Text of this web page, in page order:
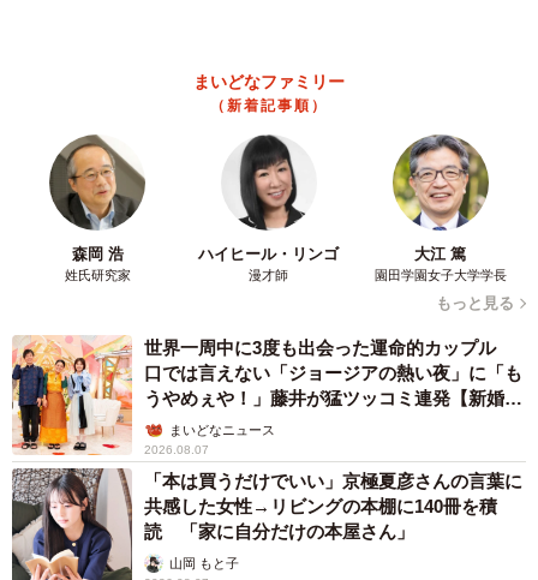
・4WD：12.2～12.6km/L
排気量にしてもボディサイズにしても、エクストレイル
（T32型）はヴェゼルより大きく、エンジンも0.5L大きい。
必然的に、ヴェゼル（RV系）の方が軽量でコンパクトな
特にエクストレイル（T32型）の2.0Lハイブリッドは、搭載
するモーターの出力が控えめであることもあり、2.0Lガソ
リンエンジンより少し燃費がよい程度にとどまる。その
点、最新のハイブリッドシステムである「e:HEV」を搭載
するヴェゼル（RV系）には敵わない。
まいどなトピック
2026.08.06
ン」のポーズをする忍者 この暑い中いったい
なぜ？ 近づいてみたら… 「見つかるなんて
中将 タカノリ
「明日ひま？」 知り合いから唐突なメッセー
ジ 用件次第で断ることもできる賢い返信文と
海川 まこと
2026.08.06
飼い主が食べているヨーグルトをもらえなかっ
た犬さん、爆裂に拗ねた顔がかわいすぎ「鼻息
フスフス」「反則レベル」
椎名 碧
2026.08.06
コガネムシを見つめる猫とパパ、偶然生まれた
神々しい構図が「宗教画のよう」と話題 「尊